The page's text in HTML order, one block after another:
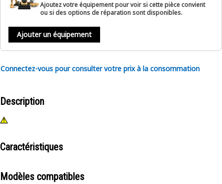
Ajoutez votre équipement pour voir si cette pièce convient
ou si des options de réparation sont disponibles.
Ajouter un équipement
Connectez-vous pour consulter votre prix à la consommation
Description
Caractéristiques
Modèles compatibles